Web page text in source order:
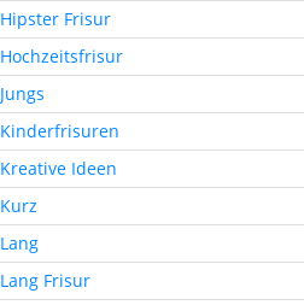
Hipster Frisur
Hochzeitsfrisur
Jungs
Kinderfrisuren
Kreative Ideen
Kurz
Lang
Lang Frisur